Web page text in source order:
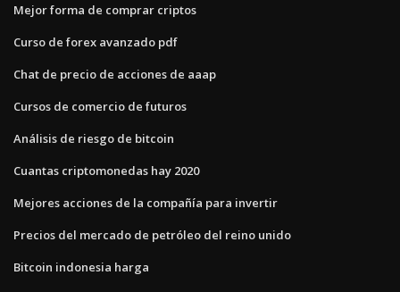
Mejor forma de comprar criptos
Curso de forex avanzado pdf
Chat de precio de acciones de aaap
Cursos de comercio de futuros
Análisis de riesgo de bitcoin
Cuantas criptomonedas hay 2020
Mejores acciones de la compañía para invertir
Precios del mercado de petróleo del reino unido
Bitcoin indonesia harga